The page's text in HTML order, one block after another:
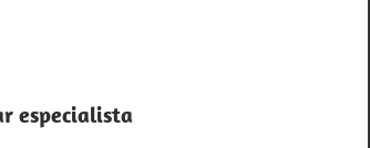
especialista